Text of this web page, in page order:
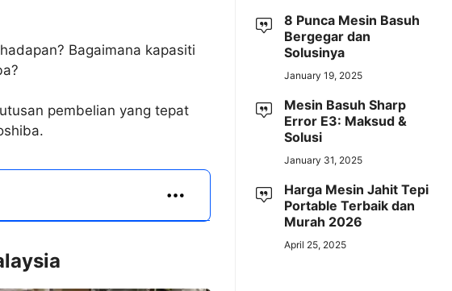
Bagaimana kapasiti
pembelian yang tepat
8 Punca Mesin Basuh
Bergegar dan
Solusinya
January 19, 2025
Mesin Basuh Sharp
Error E3: Maksud &
Solusi
January 31, 2025
Harga Mesin Jahit Tepi
Portable Terbaik dan
Murah 2026
April 25, 2025